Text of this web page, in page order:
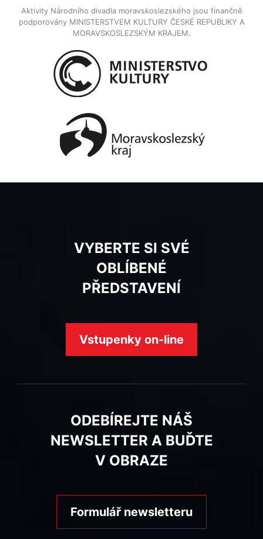
Aktivity Národního divadla moravskoslezského jsou finančně
podporovány MINISTERSTVEM KULTURY ČESKÉ REPUBLIKY A
MORAVSKOSLEZSKÝM KRAJEM.
VYBERTE SI SVÉ
OBLÍBENÉ
PŘEDSTAVENÍ
Vstupenky on-line
ODEBÍREJTE NÁŠ
NEWSLETTER A BUĎTE
V OBRAZE
Formulář newsletteru